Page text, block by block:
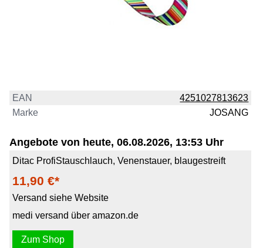
EAN
4251027813623
Marke
JOSANG
Angebote von heute, 06.08.2026, 13:53 Uhr
Ditac ProfiStauschlauch, Venenstauer, blaugestreift
11,90 €*
Versand siehe Website
medi versand über amazon.de
Zum Shop